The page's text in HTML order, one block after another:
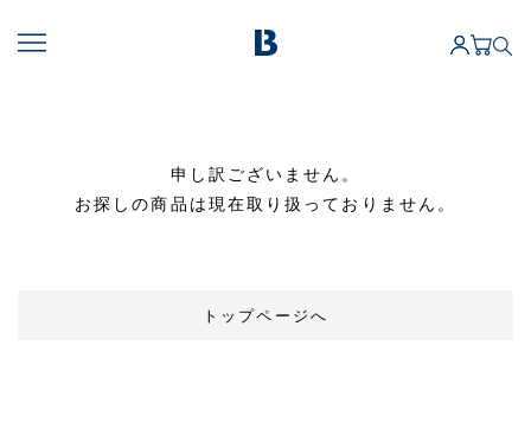
申し訳ございません。
お探しの商品は現在取り扱っておりません。
トップページへ